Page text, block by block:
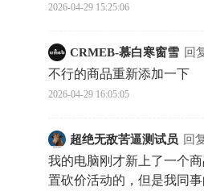
2026-04-29 15:25:06
CRMEB-慕白寒窗雪 回
不行的商品重新添加一下
2026-04-29 16:05:05
超绝无敌苦逼测试员 回
我的电脑刚才新上了一个
置砍价活动的，但是我同